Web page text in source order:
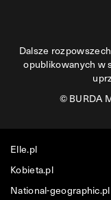
Dalsze
opublikowanych w
©BURDA
Elle.pl
Kobieta.pl
National-geographic.pl